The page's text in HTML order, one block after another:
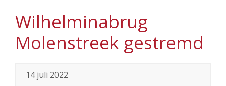
Wilhelminabrug
Molenstreek gestremd
14 juli 2022